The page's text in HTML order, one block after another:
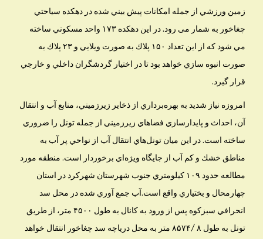
زمين ورزشي از جمله امكانات پيش بيني شده در دهكده سياحتي
چغاخور به شمار می رود. در اين دهكده ۱۷۳ واحد مسكوني ساخته
مي شود كه از اين تعداد ۱۵۰ پلاك به صورت ويلايي و ۲۳ پلاك به
صورت انبوه سازي خواهد بود تا در اختيار گردشگران داخلي و خارجي
قرار گيرد.
امروزه نياز شديد به بهره‌برداري از ذخاير زيرزميني، منابع آب و انتقال
آن، احداث و پايدار‌سازي فضاهاي زيرزميني از جمله تونل را ضروري
ساخته است. در اين ميان تونل‌هاي انتقال آب از نواحي پر آب به
مناطق خشك و كم آب از جايگاه ويژه‌اي برخوردار است. منطقه مورد
مطالعه حدود ۱۰۹ كيلومتري جنوب شهرستان شهركرد در استان
چهارمحال و بختياري واقع است.آب جمع آوري شده در محل سد
انحرافي سبزكوه پس از ورود به كانال به طول ۴۵۰۰ متر، از طريق
تونل به طول ۸ /۸۵۷۴ متر به محل درياچه سد چغاخور انتقال خواهد